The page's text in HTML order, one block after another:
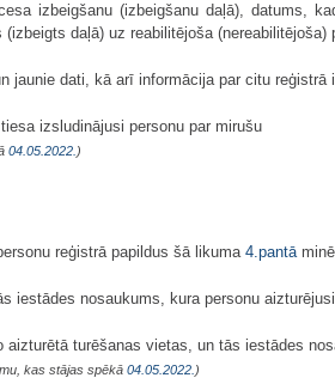
izbeigšanu (izbeigšanu daļā), datums,
daļā) uz reabilitējoša (nereabilitējoša)
jaunie dati, kā arī informācija par citu reģistrā
izsludinājusi personu par mirušu
04.05.2022.)
reģistrā papildus šā likuma 4.pantā
iestādes nosaukums, kura personu
aizturētā turēšanas vietas, un tās iestādes
kas stājas spēkā 04.05.2022.)